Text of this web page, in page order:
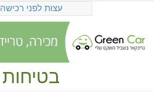
עצות לפני רכישה
בטיחות